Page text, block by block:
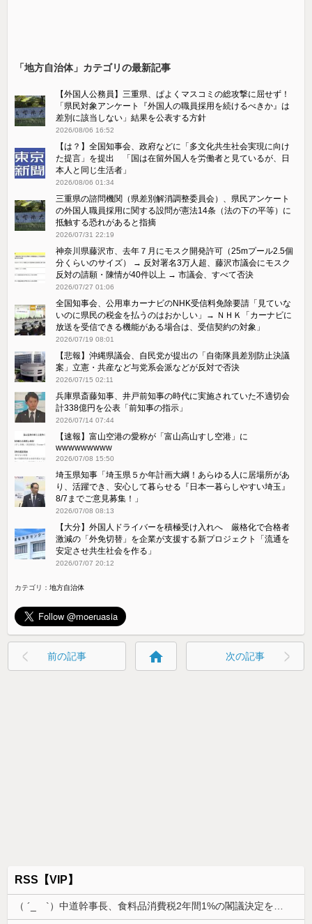
「地方自治体」カテゴリの最新記事
【外国人公務員】三重県、ぱよくマスコミの総攻撃に屈せず！
「県民対象アンケート『外国人の職員採用を続けるべきか』は
差別に該当しない」結果を公表する方針
2026/08/06 16:52
【は？】全国知事会、政府などに「多文化共生社会実現に向け
た提言」を提出 「国は在留外国人を労働者と見ているが、日
本人と同じ生活者」
2026/08/06 01:34
三重県の諮問機関（県差別解消調整委員会）、県民アンケート
の外国人職員採用に関する設問が憲法14条（法の下の平等）に
抵触する恐れがあると指摘
2026/07/31 22:19
神奈川県藤沢市、去年７月にモスク開発許可（25mプール2.5個
分くらいのサイズ） → 反対署名3万人超、藤沢市議会にモスク
反対の請願・陳情が40件以上 → 市議会、すべて否決
2026/07/27 01:06
全国知事会、公用車カーナビのNHK受信料免除要請「見ていな
いのに県民の税金を払うのはおかしい」→ ＮＨＫ「カーナビに
放送を受信できる機能がある場合は、受信契約の対象」
2026/07/19 08:01
【悲報】沖縄県議会、自民党が提出の「自衛隊員差別防止決議
案」立憲・共産など与党系会派などが反対で否決
2026/07/15 02:11
兵庫県斎藤知事、井戸前知事の時代に実施されていた不適切会
計338億円を公表「前知事の指示」
2026/07/14 07:44
【速報】富山空港の愛称が「富山高山すし空港」に
wwwwwwwww
2026/07/08 15:50
埼玉県知事「埼玉県５か年計画大綱！あらゆる人に居場所があ
り、活躍でき、安心して暮らせる『日本一暮らしやすい埼玉』
8/7までご意見募集！」
2026/07/08 08:13
【大分】外国人ドライバーを積極受け入れへ 厳格化で合格者
激減の「外免切替」を企業が支援する新プロジェクト「流通を
安定させ共生社会を作る」
2026/07/07 20:12
カテゴリ：地方自治体
前の記事 home 次の記事
RSS【VIP】